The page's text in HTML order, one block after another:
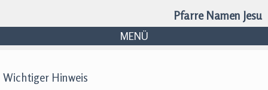
Pfarre Namen Jesu
MENÜ
Wichtiger Hinweis